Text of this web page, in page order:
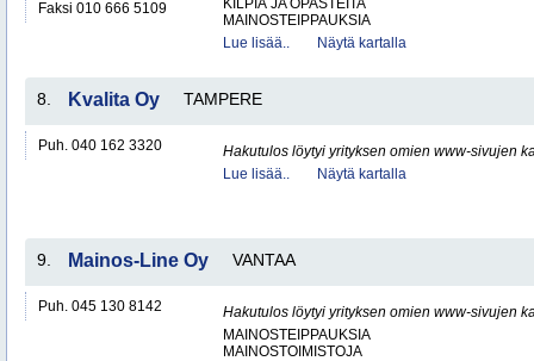
Faksi 010 666 5109
KILPIÄ JA OPASTEITA
MAINOSTEIPPAUKSIA
Lue lisää..
Näytä kartalla
8. Kvalita Oy TAMPERE
Puh. 040 162 3320
Hakutulos löytyi yrityksen omien www-sivujen
Lue lisää..
Näytä kartalla
9. Mainos-Line Oy VANTAA
Puh. 045 130 8142
Hakutulos löytyi yrityksen omien www-sivujen
MAINOSTEIPPAUKSIA
MAINOSTOIMISTOJA